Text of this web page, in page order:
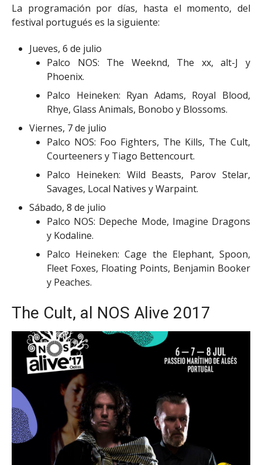
La programación por días, hasta el momento, del
festival portugués es la siguiente:
Jueves, 6 de julio
Palco NOS: The Weeknd, The xx, alt-J y
Phoenix.
Palco Heineken: Ryan Adams, Royal Blood,
Rhye, Glass Animals, Bonobo y Blossoms.
Viernes, 7 de julio
Palco NOS: Foo Fighters, The Kills, The Cult,
Courteeners y Tiago Bettencourt.
Palco Heineken: Wild Beasts, Parov Stelar,
Savages, Local Natives y Warpaint.
Sábado, 8 de julio
Palco NOS: Depeche Mode, Imagine Dragons
y Kodaline.
Palco Heineken: Cage the Elephant, Spoon,
Fleet Foxes, Floating Points, Benjamin Booker
y Peaches.
The Cult, al NOS Alive 2017